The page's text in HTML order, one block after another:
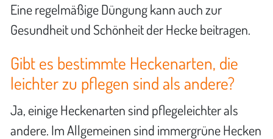
Eine regelmäßige Düngung kann auch zur
Gesundheit und Schönheit der Hecke beitragen.
Gibt es bestimmte Heckenarten, die
leichter zu pflegen sind als andere?
Ja, einige Heckenarten sind pflegeleichter als
andere. Im Allgemeinen sind immergrüne Hecken